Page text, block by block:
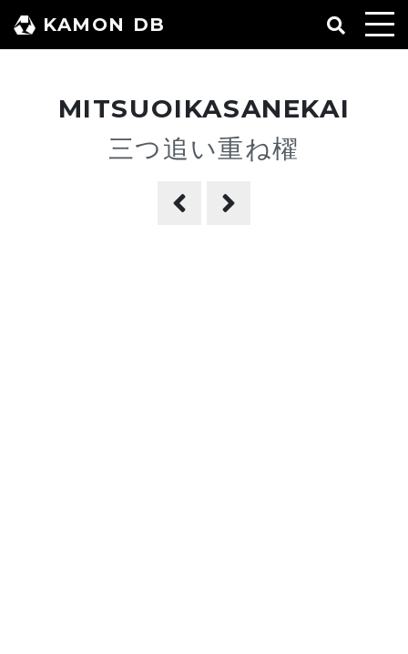
ン
KAMON DB
MITSUOIKASANEKAI
三つ追い重ね櫂